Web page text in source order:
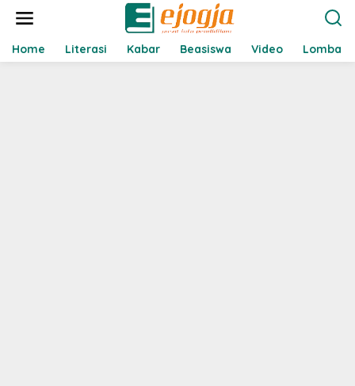
t
Home Literasi Kabar Beasiswa Video Lomba